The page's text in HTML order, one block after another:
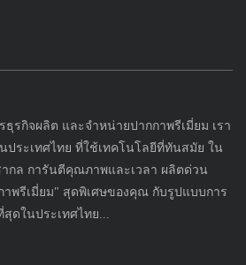
รธุรกิจผลิต และจำหน่ายปากกาพรีเมี่ยม เรา
นประเทศไทย ที่ใช้เทคโนโลยีที่ทันสมัย ใน
กล การันตีคุณภาพและเวลา ผลิตด่วน
าพรีเมี่ยม" สุดพิเศษของคุณ กับรูปแบบการ
ดในประเทศไทย...